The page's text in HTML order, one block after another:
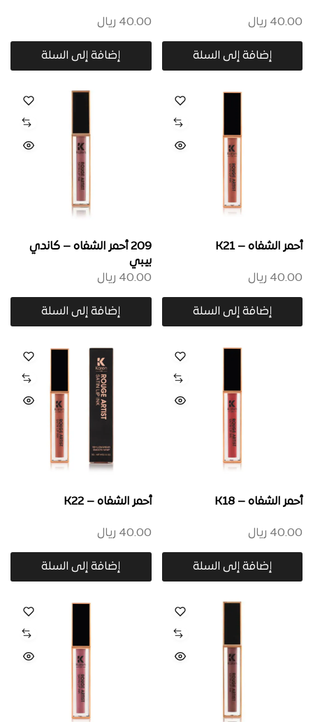
40.00 ريال
إضافة إلى السلة
40.00 ريال
إضافة إلى السلة
أحمر الشفاه – K21
40.00 ريال
إضافة إلى السلة
209 أحمر الشفاه – كاندي
بيبي
40.00 ريال
إضافة إلى السلة
أحمر الشفاه – K18
40.00 ريال
إضافة إلى السلة
أحمر الشفاه – K22
40.00 ريال
إضافة إلى السلة